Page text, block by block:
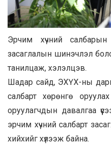
Эрчим хүчний салбарын
засаглалын шинэчлэл
танилцаж, хэлэлцэв.
Шадар сайд, ЭХҮХ-ны
салбарт хөрөнгө
оруулагчдын давалгаа
эрчим хүчний салбарт
хийхийг хүлээж байна.